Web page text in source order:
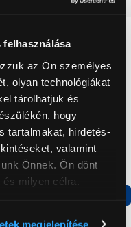
az Ön személyes
olyan technológiákat
tárolhatjuk és
hogy
tartalmakat, hirdetés-
valamint
Önnek. Ön dönt
milyen célra.
megjelenítése